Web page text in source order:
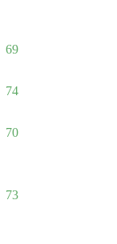
69
74
70
73